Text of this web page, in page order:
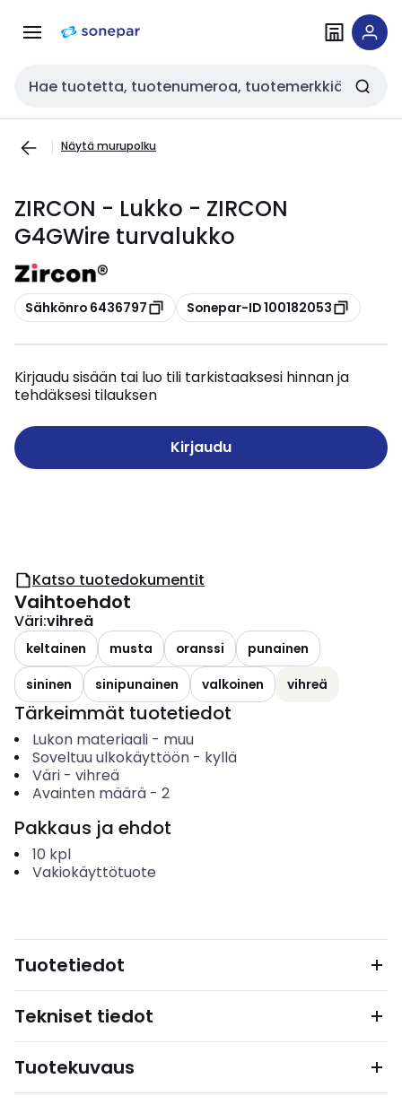
navigointiinsisältöön
Haku
Näytä murupolku
ZIRCON - Lukko - ZIRCON
G4GWire turvalukko
Kopioi
Sähkönro 6436797 Kopioi
Sonepar-ID 100182053
Kirjaudu sisään tai luo tili tarkistaaksesi hinnan ja
tehdäksesi tilauksen
Kirjaudu
Katso tuotedokumentit
Vaihtoehdot
Väri:vihreä
keltainen musta oranssi
punainen
sininen
sinipunainen valkoinen vihreä
Tärkeimmät tuotetiedot
Lukon materiaali- muu
Soveltuu ulkokäyttöön- kyllä
Väri- vihreä
Avainten määrä- 2
Pakkaus ja ehdot
10 kpl
Vakiokäyttötuote
Tuotetiedot
Tekniset tiedot
Tuotekuvaus